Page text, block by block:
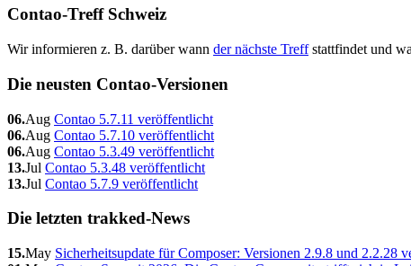
Contao-Treff Schweiz
Wir informieren z. B. darüber wann der nächste Treffstattfindet und
Die neusten Contao-Versionen
06.Aug Contao 5.7.11 veröffentlicht
06.Aug Contao 5.7.10 veröffentlicht
06.Aug Contao 5.3.49 veröffentlicht
13.Jul Contao 5.3.48 veröffentlicht
13.Jul Contao 5.7.9 veröffentlicht
Die letzten trakked-News
15.May Sicherheitsupdate für Composer: Versionen 2.9.8 und 2.2.28